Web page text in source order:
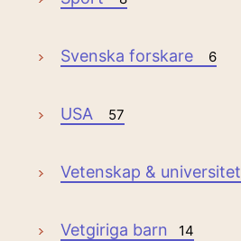
Svenska forskare 6
USA 57
Vetenskap & universitet
Vetgiriga barn 14